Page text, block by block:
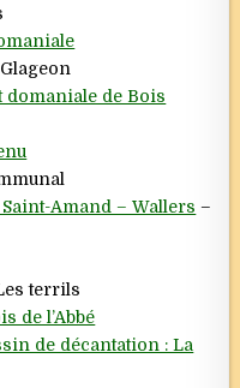
domaniale de Bois
Amand – Wallers –
terrils
de l’Abbé
de décantation : La